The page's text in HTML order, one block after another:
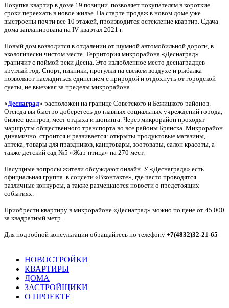
Покупка квартир в доме 19 позиции позволяет покупателям в короткие
сроки переехать в новое жилье. На старте продаж в новом доме уже
выстроены почти все 10 этажей, производится остекление квартир. Сдача
дома запланирована на IV квартал 2021 г.
Новый дом возводится в отдалении от шумной автомобильной дороги, в
экологически чистом месте. Территория микрорайона «Деснаград»
граничит с поймой реки Десна. Это излюбленное место деснаградцев
круглый год. Спорт, пикники, прогулки на свежем воздухе и рыбалка
позволяют насладиться единением с природой и отдохнуть от городской
суеты, не выезжая за пределы микрорайона.
«Деснаград» расположен на границе Советского и Бежицкого районов.
Отсюда вы быстро доберетесь до главных социальных учреждений города,
бизнес-центров, мест отдыха и шопинга. Через микрорайон проходят
маршруты общественного транспорта во все районы Брянска. Микрорайон
динамично строится и развивается: открыты продуктовые магазины,
аптека, товары для праздников, канцтовары, зоотовары, салон красоты, а
также детский сад №5 «Жар-птица» на 270 мест.
Насущные вопросы жители обсуждают онлайн. У «Деснаграда» есть
официальная группа в соцсети «Вконтакте», где часто проводятся
различные конкурсы, а также размещаются новости о предстоящих
событиях.
Приобрести квартиру в микрорайоне «Деснаград» можно по цене от 45 000
за квадратный метр.
Для подробной консультации обращайтесь по телефону +7(4832)32-21-65
НОВОСТРОЙКИ
КВАРТИРЫ
ДОМА
ЗАСТРОЙЩИКИ
О ПРОЕКТЕ